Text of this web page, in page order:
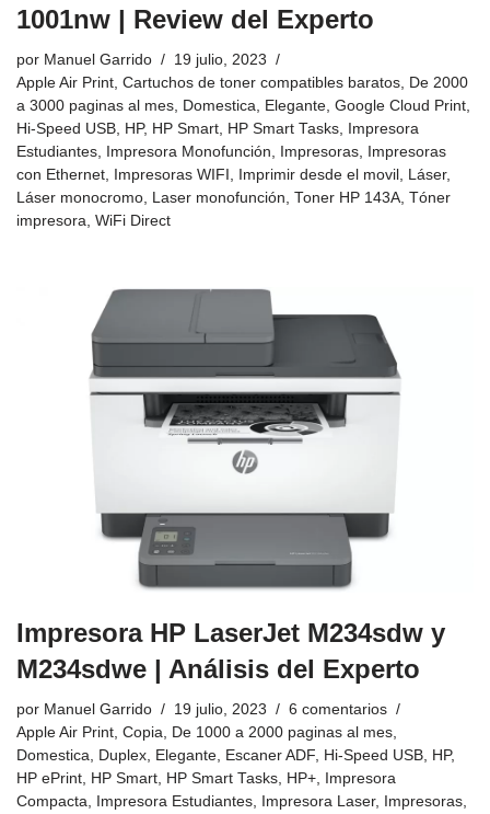
1001nw | Review del Experto
por Manuel Garrido
19 julio, 2023
Apple Air Print, Cartuchos de toner compatibles baratos, De 2000
a 3000 paginas al mes, Domestica, Elegante, Google Cloud Print,
Hi-Speed USB, HP, HP Smart, HP Smart Tasks,
Impresora
Estudiantes, Impresora Monofunción, Impresoras,
Impresoras
con Ethernet, Impresoras WIFI , Imprimir desde el movil , Láser,
Láser monocromo, Laser monofunción, Toner HP 143A, Tóner
impresora, WiFi Direct
Impresora HP LaserJet M234sdw y
M234sdwe | Análisis del Experto
por Manuel Garrido 19 julio, 2023
6 comentarios
Apple Air Print Copia De 1000 a 2000 paginas al mes
Domestica
Duplex Elegante Escaner ADF Hi-Speed USB HP,
HP ePrint
HP Smart HP Smart Tasks HP+
Impresora
Compacta
Impresora Estudiantes Impresora Laser, Impresoras